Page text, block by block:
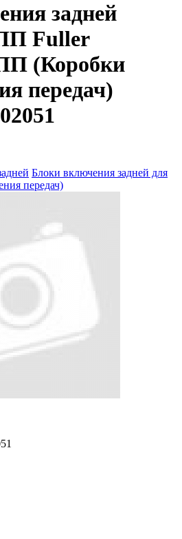
задней
Fuller
(Коробки
передач)
Блоки включения задней для
передач)